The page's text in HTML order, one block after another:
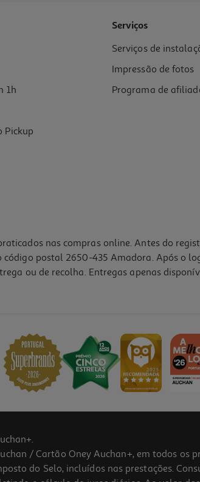
1h
Pickup
Serviços
Serviços de
Impressão de fotos
Programa de
nas compras online. Antes do
postal 2650-435 Amadora. Após o
ou de recolha. Entregas apenas
/ Cartão Oney Auchan+, em todos
do Selo, incluídos nas prestações.